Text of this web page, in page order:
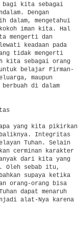
bagi kita sebagai
Dengan
dalam, mengetahui
iman kita. Hal
mengerti dan
keadaan pada
tidak mengerti
kita sebagai orang
belajar Firman-
maupun
di dalam
yang kita pikirkan
Integritas
Tuhan. Selain
cerminan karakter
dari kita yang
Oleh sebab itu,
supaya ketika
orang-orang bisa
dapat menaruh
alat-Nya karena